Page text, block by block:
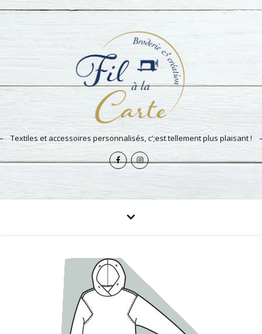
Textiles et accessoires personnalisés, c';est tellement plus plaisant !